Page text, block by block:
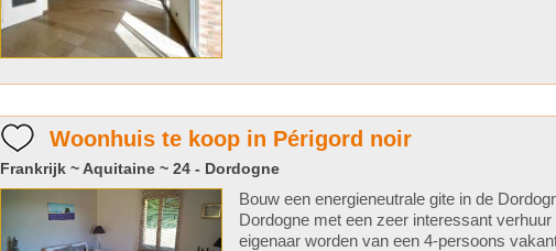
Woonhuis te koop in Périgord noir
Frankrijk ~ Aquitaine ~ 24 - Dordogne
Bouw een energieneutrale gite in de
Dordogne met een zeer interessant
eigenaar worden van een 4-persoons